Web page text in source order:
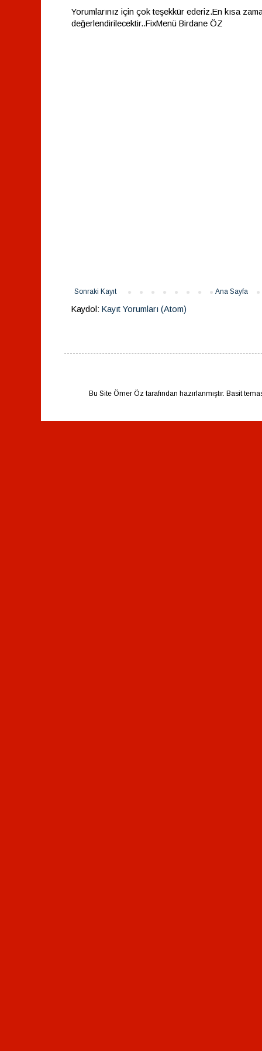
Yorumlarınız için çok teşekkür ederiz.En kısa
değerlendirilecektir..FixMenü Birdane ÖZ
Sonraki Kayıt Ana Sayfa
Kaydol: Kayıt Yorumları (Atom)
Bu Site Ömer Öz tarafından hazırlanmıştır. Basit